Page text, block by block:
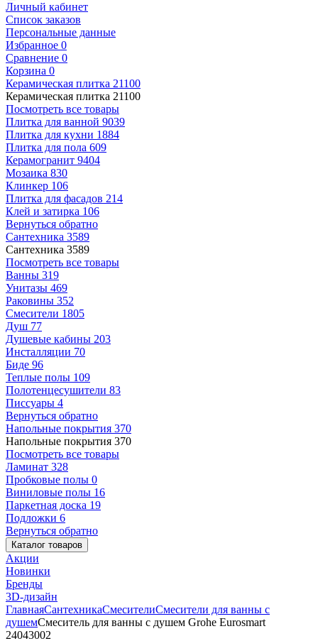
Личный кабинет
Список заказов
Персональные данные
Избранное 0
Сравнение 0
Корзина 0
Керамическая плитка 21100
Керамическая плитка 21100
Посмотреть все товары
Плитка для ванной 9039
Плитка для кухни 1884
Плитка для пола 609
Керамогранит 9404
Мозаика 830
Клинкер 106
Плитка для фасадов 214
Клей и затирка 106
Вернуться обратно
Сантехника 3589
Сантехника 3589
Посмотреть все товары
Ванны 319
Унитазы 469
Раковины 352
Смесители 1805
Душ 77
Душевые кабины 203
Инсталляции 70
Биде 96
Теплые полы 109
Полотенцесушители 83
Писсуары 4
Вернуться обратно
Напольные покрытия 370
Напольные покрытия 370
Посмотреть все товары
Ламинат 328
Пробковые полы 0
Виниловые полы 16
Паркетная доска 19
Подложки 6
Вернуться обратно
Каталог товаров
Акции
Новинки
Бренды
3D-дизайн
ГлавнаяСантехникаСмесителиСмесители для ванны с
душемСмеситель для ванны с душем Grohe Eurosmart
24043002